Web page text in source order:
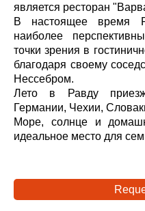
является ресторан
В настоящее время
наиболее
точки зрения в
благодаря своему
Нессебром.
Лето в Равду
Германии, Чехии,
Море, солнце и
идеальное место для